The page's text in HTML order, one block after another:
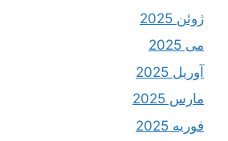
ژوئن 2025
می 2025
آوریل 2025
مارس 2025
فوریه 2025